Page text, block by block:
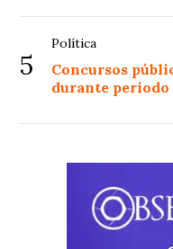
5
Política
Concursos
durante